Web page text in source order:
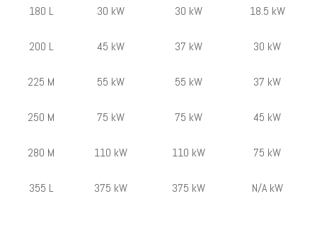
180 L 30 kW 30 kW 18.5 kW
200 L 45 kW 37 kW 30 kW
225 M 55 kW 55 kW 37 kW
250 M 75 kW 75 kW 45 kW
280 M 110 kW 110 kW 75 kW
355 L 375 kW 375 kW N/A kW